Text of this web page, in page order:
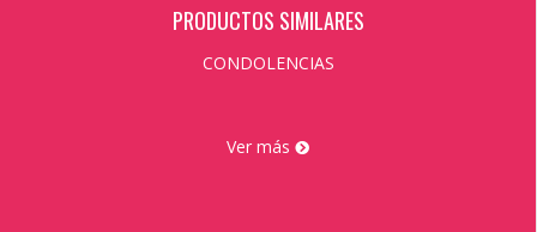
PRODUCTOS SIMILARES
CONDOLENCIAS
Ver más